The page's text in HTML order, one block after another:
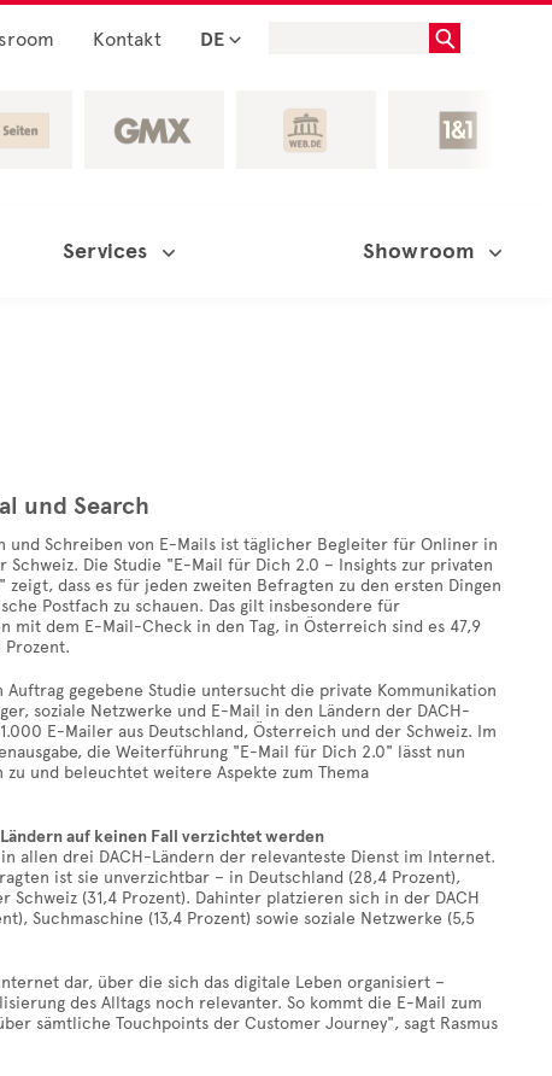
Kontakt DE
Services Showroom
und Search
und Schreiben von E-Mails ist täglicher Begleiter für Onliner in
Schweiz. Die Studie "E-Mail für Dich 2.0 – Insights zur privaten
zeigt, dass es für jeden zweiten Befragten zu den ersten Dingen
Postfach zu schauen. Das gilt insbesondere für
mit dem E-Mail-Check in den Tag, in Österreich sind es 47,9
Prozent.
gegebene Studie untersucht die private Kommunikation
soziale Netzwerke und E-Mail in den Ländern der DACH-
E-Mailer aus Deutschland, Österreich und der Schweiz. Im
die Weiterführung "E-Mail für Dich 2.0" lässt nun
zu und beleuchtet weitere Aspekte zum Thema
auf keinen Fall verzichtet werden
allen drei DACH-Ländern der relevanteste Dienst im Internet.
ist sie unverzichtbar – in Deutschland (28,4 Prozent),
Schweiz (31,4 Prozent). Dahinter platzieren sich in der DACH
Suchmaschine (13,4 Prozent) sowie soziale Netzwerke (5,5
dar, über die sich das digitale Leben organisiert –
des Alltags noch relevanter. So kommt die E-Mail zum
sämtliche Touchpoints der Customer Journey", sagt Rasmus